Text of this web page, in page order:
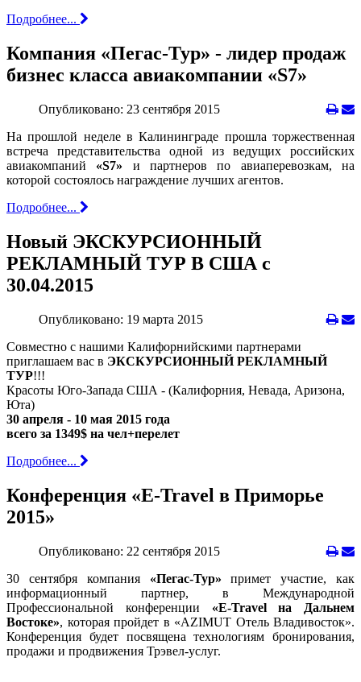
Подробнее...
Компания «Пегас-Тур» - лидер продаж
бизнес класса авиакомпании «S7»
Опубликовано: 23 сентября 2015
На прошлой неделе в Калининграде прошла торжественная
встреча представительства одной из ведущих российских
авиакомпаний «S7» и партнеров по авиаперевозкам, на
которой состоялось награждение лучших агентов.
Подробнее...
Новый ЭКСКУРСИОННЫЙ
РЕКЛАМНЫЙ ТУР В США с
30.04.2015
Опубликовано: 19 марта 2015
Совместно с нашими Калифорнийскими партнерами
приглашаем вас в ЭКСКУРСИОННЫЙ РЕКЛАМНЫЙ
ТУР!!!
Красоты Юго-Запада США - (Калифорния, Невада, Аризона,
Юта)
30 апреля - 10 мая 2015 года
всего за 1349$ на чел+перелет
Подробнее...
Конференция «E-Travel в Приморье
2015»
Опубликовано: 22 сентября 2015
30 сентября компания «Пегас-Тур» примет участие, как
информационный партнер, в Международной
Профессиональной конференции «E-Travel на Дальнем
Востоке», которая пройдет в «AZIMUT Отель Владивосток».
Конференция будет посвящена технологиям бронирования,
продажи и продвижения Трэвел-услуг.